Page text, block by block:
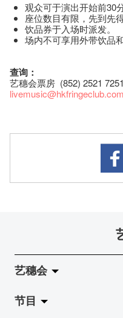
观众可于演出开始前30
座​位​数目​有​限​，先到先得
饮品券于入场时派发。
场内不可享用外带饮品和
查询：
艺穗会票房 (852) 2521 7251
livemusic@hkfringeclub.com
艺穗会
关于艺穗会
节目